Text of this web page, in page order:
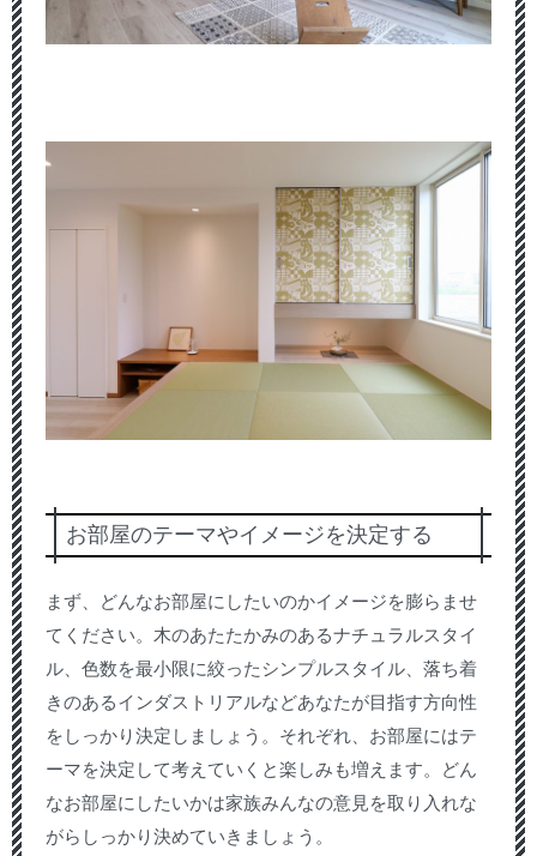
お部屋のテーマやイメージを決定する
まず、どんなお部屋にしたいのかイメージを膨らませ
てください。木のあたたかみのあるナチュラルスタイ
ル、色数を最小限に絞ったシンプルスタイル、落ち着
きのあるインダストリアルなどあなたが目指す方向性
をしっかり決定しましょう。それぞれ、お部屋にはテ
ーマを決定して考えていくと楽しみも増えます。どん
なお部屋にしたいかは家族みんなの意見を取り入れな
がらしっかり決めていきましょう。